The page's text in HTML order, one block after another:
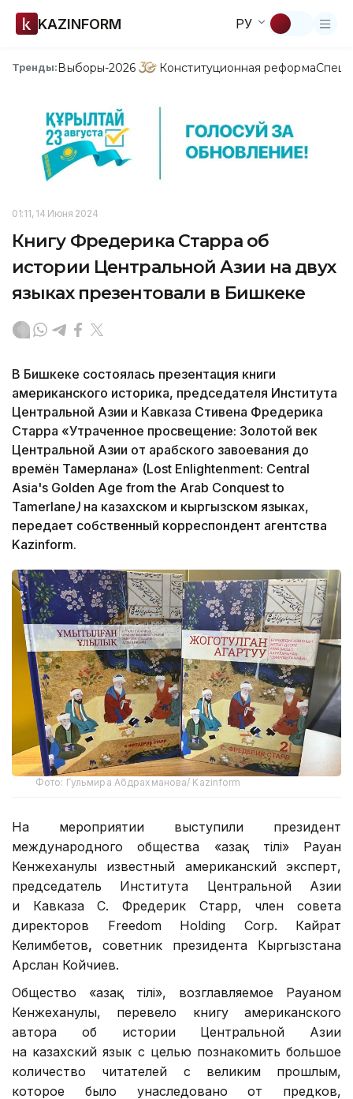
KAZINFORM РУ
Тренды:Выборы-2026 Конституционная реформа
01:11, 14 Июня 2024
Книгу Фредерика Старра об
истории Центральной Азии на двух
языках презентовали в Бишкеке
В Бишкеке состоялась презентация книги
американского историка, председателя Института
Центральной Азии и Кавказа Стивена Фредерика
Старра «Утраченное просвещение: Золотой век
Центральной Азии от арабского завоевания до
времён Тамерлана» (Lost Enlightenment: Central
Asia's Golden Age from the Arab Conquest to
Tamerlane) на казахском и кыргызском языках,
передает собственный корреспондент агентства
Kazinform.
Фото: Гульмира Абдрахманова/ Kazinform
На мероприятии выступили президент
международного общества «Қазақ тілі» Рауан
Кенжеханулы известный американский эксперт,
председатель Института Центральной Азии
и Кавказа С. Фредерик Старр, член совета
директоров Freedom Holding Corp. Кайрат
Келимбетов, советник президента Кыргызстана
Арслан Койчиев.
Общество «Қазақ тілі», возглавляемое Рауаном
Кенжеханулы, перевело книгу американского
автора об истории Центральной Азии
на казахский язык с целью познакомить большое
количество читателей с великим прошлым,
которое было унаследовано от предков,